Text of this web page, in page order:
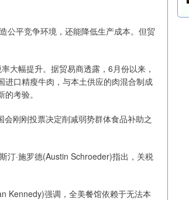
平竞争环境，还能降低生产成本。但贸
幅提升。据贸易商透露，6月份以来，
进口精瘦牛肉，与本土供应的肉混合制成
考验。
刚刚投票决定削减弱势群体食品补助之
·施罗德(Austin Schroeder)指出，关税
强调，全美餐馆依赖于无法本